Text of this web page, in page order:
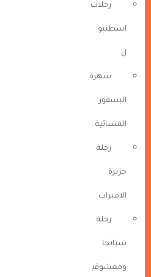
رحلات
اسطنبو
ل
سهرة
البسفور
المسائية
رحلة
جزيرة
الاميرات
رحلة
سبانجا
ومعشوقي